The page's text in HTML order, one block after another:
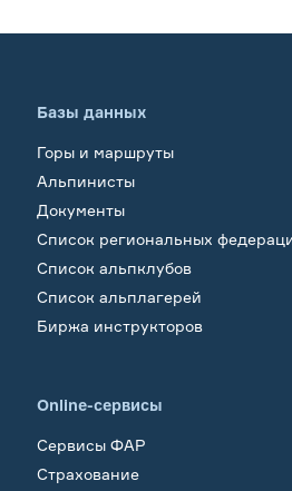
Базы данных
Горы и маршруты
Альпинисты
Документы
Список региональных
Список альпклубов
Список альплагерей
Биржа инструкторов
Online-сервисы
Сервисы ФАР
Страхование